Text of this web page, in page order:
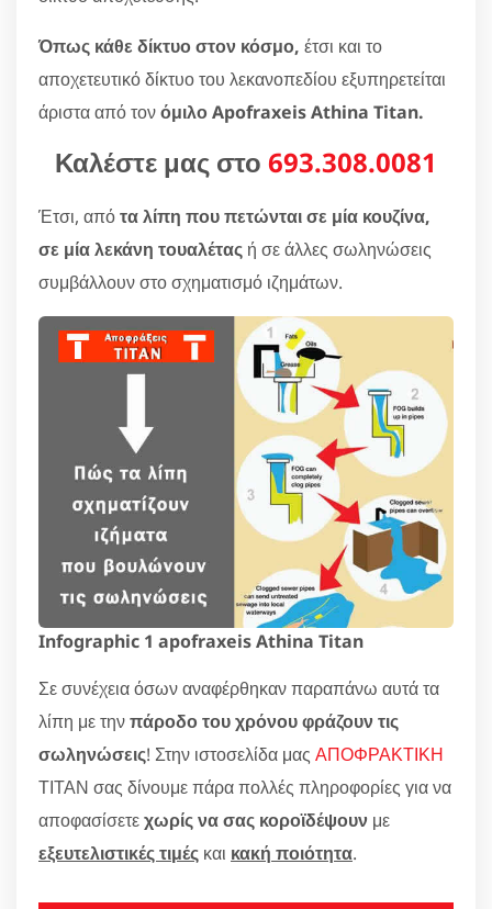
Όπως κάθε δίκτυο στον κόσμο, έτσι και το
αποχετευτικό δίκτυο του λεκανοπεδίου εξυπηρετείται
άριστα από τονόμιλο Apofraxeis Athina Titan.
Καλέστε μας στο 693.308.0081
Έτσι, απότα λίπη που πετώνται σε μία κουζίνα,
σε μία λεκάνη τουαλέτας ή σε άλλες σωληνώσεις
συμβάλλουν στο σχηματισμό ιζημάτων.
Infographic 1 apofraxeis Athina Titan
Σε συνέχεια όσων αναφέρθηκαν παραπάνω αυτά τα
λίπη με τηνπάροδο του χρόνου φράζουν τις
σωληνώσεις! Στην ιστοσελίδα μας ΑΠΟΦΡΑΚΤΙΚΗ
ΤΙΤΑΝ σας δίνουμε πάρα πολλές πληροφορίες για να
αποφασίσετεχωρίς να σας κοροϊδέψουν με
εξευτελιστικές τιμές και κακή ποιότητα.